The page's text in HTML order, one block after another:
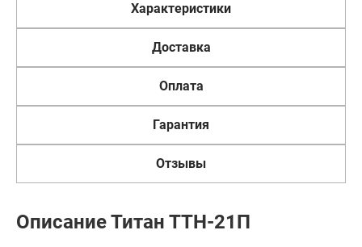
Характеристики
Доставка
Оплата
Гарантия
Отзывы
Описание Титан ТТН-21П